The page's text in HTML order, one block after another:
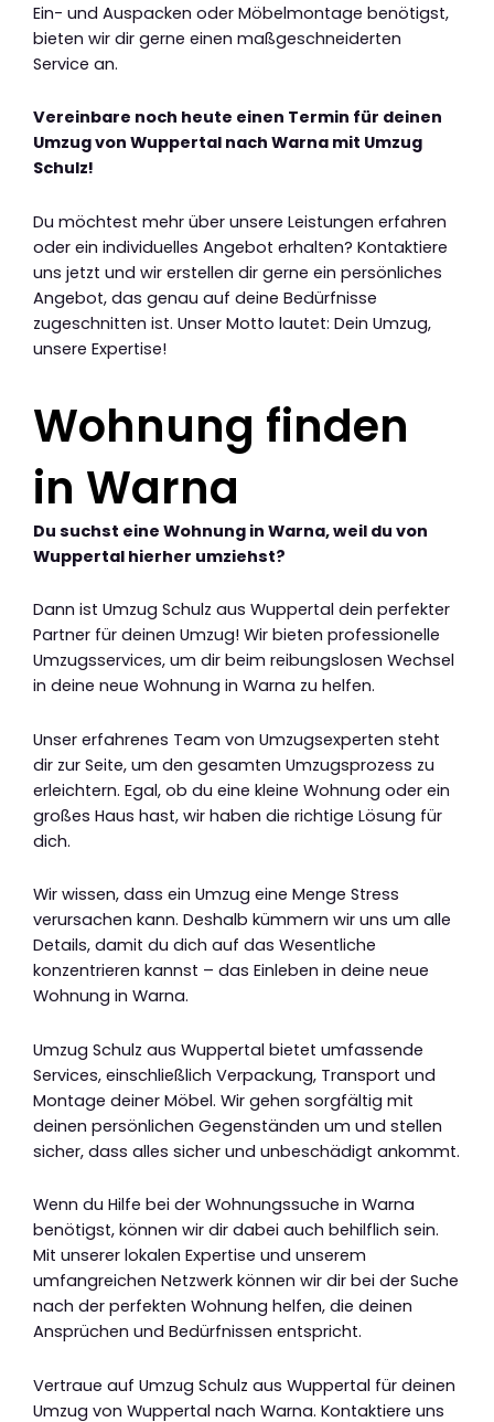
Ein- und Auspacken oder Möbelmontage benötigst,
bieten wir dir gerne einen maßgeschneiderten
Service an.
Vereinbare noch heute einen Termin für deinen
Umzug von Wuppertal nach Warna mit Umzug
Schulz!
Du möchtest mehr über unsere Leistungen erfahren
oder ein individuelles Angebot erhalten? Kontaktiere
uns jetzt und wir erstellen dir gerne ein persönliches
Angebot, das genau auf deine Bedürfnisse
zugeschnitten ist. Unser Motto lautet: Dein Umzug,
unsere Expertise!
Wohnung finden
in Warna
Du suchst eine Wohnung in Warna, weil du von
Wuppertal hierher umziehst?
Dann ist Umzug Schulz aus Wuppertal dein perfekter
Partner für deinen Umzug! Wir bieten professionelle
Umzugsservices, um dir beim reibungslosen Wechsel
in deine neue Wohnung in Warna zu helfen.
Unser erfahrenes Team von Umzugsexperten steht
dir zur Seite, um den gesamten Umzugsprozess zu
erleichtern. Egal, ob du eine kleine Wohnung oder ein
großes Haus hast, wir haben die richtige Lösung für
dich.
Wir wissen, dass ein Umzug eine Menge Stress
verursachen kann. Deshalb kümmern wir uns um alle
Details, damit du dich auf das Wesentliche
konzentrieren kannst – das Einleben in deine neue
Wohnung in Warna.
Umzug Schulz aus Wuppertal bietet umfassende
Services, einschließlich Verpackung, Transport und
Montage deiner Möbel. Wir gehen sorgfältig mit
deinen persönlichen Gegenständen um und stellen
sicher, dass alles sicher und unbeschädigt ankommt.
Wenn du Hilfe bei der Wohnungssuche in Warna
benötigst, können wir dir dabei auch behilflich sein.
Mit unserer lokalen Expertise und unserem
umfangreichen Netzwerk können wir dir bei der Suche
nach der perfekten Wohnung helfen, die deinen
Ansprüchen und Bedürfnissen entspricht.
Vertraue auf Umzug Schulz aus Wuppertal für deinen
Umzug von Wuppertal nach Warna. Kontaktiere uns